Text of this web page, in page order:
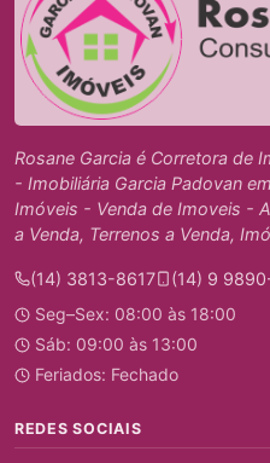
Rosane Garcia é Corretora de
- Imobiliária Garcia Padovan
Imóveis - Venda de Imoveis -
a Venda, Terrenos a Venda,
(14) 3813-8617
(14) 9
Seg–Sex: 08:00 às 18:00
Sáb: 09:00 às 13:00
Feriados: Fechado
REDES SOCIAIS